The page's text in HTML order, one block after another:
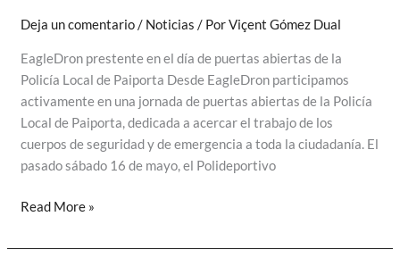
Deja un comentario/ Noticias / PorViçent Gómez Dual
EagleDron prestente en el día de puertas abiertas de la
Policía Local de Paiporta Desde EagleDron participamos
activamente en una jornada de puertas abiertas de la Policía
Local de Paiporta, dedicada a acercar el trabajo de los
cuerpos de seguridad y de emergencia a toda la ciudadanía. El
pasado sábado 16 de mayo, el Polideportivo
EagleDron
en
Read More »